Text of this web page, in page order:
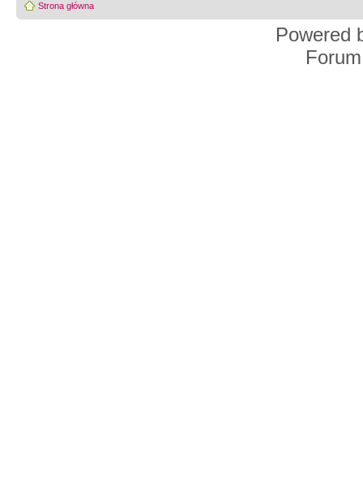
Strona główna
Powered